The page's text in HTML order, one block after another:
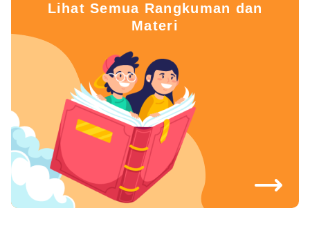
Lihat Semua Rangkuman dan
Materi